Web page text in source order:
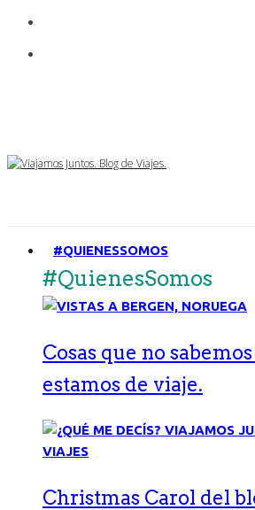
#QUIENESSOMOS
#QuienesSomos
Cosas que no
estamos de viaje.
Christmas Carol del